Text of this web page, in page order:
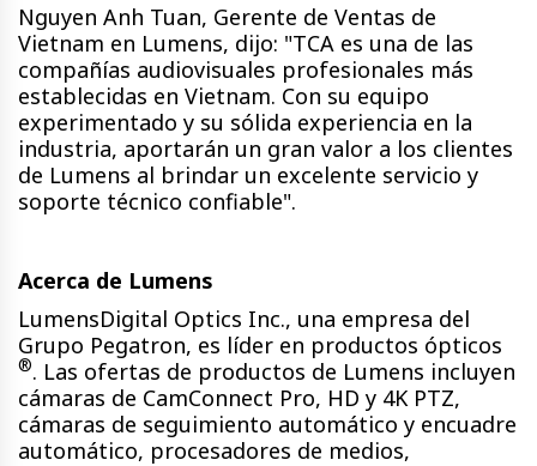
Nguyen Anh Tuan, Gerente de Ventas de
Vietnam en Lumens, dijo: "TCA es una de las
compañías audiovisuales profesionales más
establecidas en Vietnam. Con su equipo
experimentado y su sólida experiencia en la
industria, aportarán un gran valor a los clientes
de Lumens al brindar un excelente servicio y
soporte técnico confiable".
Acerca de Lumens
LumensDigital Optics Inc., una empresa del
Grupo Pegatron, es líder en productos ópticos
®. Las ofertas de productos de Lumens incluyen
cámaras de CamConnect Pro, HD y 4K PTZ,
cámaras de seguimiento automático y encuadre
automático, procesadores de medios,